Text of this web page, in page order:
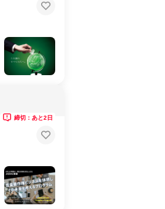
締切：あと2日